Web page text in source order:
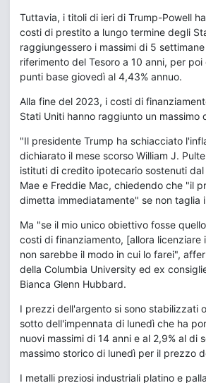
Tuttavia, i titoli di ieri di Trump-Powell
costi di prestito a lungo termine degli
raggiungessero i massimi di 5
riferimento del Tesoro a 10 anni, per
punti base giovedì al 4,43% annuo.
Alla fine del 2023, i costi di
Stati Uniti hanno raggiunto un massimo
"Il presidente Trump ha schiacciato
dichiarato il mese scorso William J.
istituti di credito ipotecario sostenuti dal
Mae e Freddie Mac, chiedendo che "il
dimetta immediatamente" se non taglia
Ma "se il mio unico obiettivo fosse
costi di finanziamento, [allora licenziare
non sarebbe il modo in cui lo farei",
della Columbia University ed ex
Bianca Glenn Hubbard.
I prezzi dell'argento si sono stabilizzati
sotto dell'impennata di lunedì che ha
nuovi massimi di 14 anni e al 2,9% al di
massimo storico di lunedì per il prezzo
I metalli preziosi industriali platino e